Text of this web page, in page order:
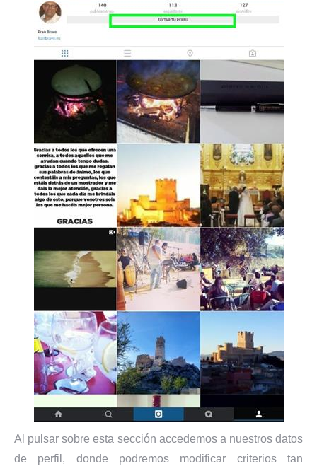
Al pulsar sobre esta sección accedemos a nuestros datos
de perfil, donde podremos modificar criterios tan